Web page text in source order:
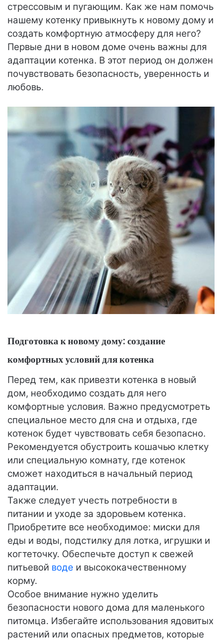
стрессовым и пугающим. Как же нам помочь
нашему котенку привыкнуть к новому дому и
создать комфортную атмосферу для него?
Первые дни в новом доме очень важны для
адаптации котенка. В этот период он должен
почувствовать безопасность, уверенность и
любовь.
Подготовка к новому дому: создание
комфортных условий для котенка
Перед тем, как привезти котенка в новый
дом, необходимо создать для него
комфортные условия. Важно предусмотреть
специальное место для сна и отдыха, где
котенок будет чувствовать себя безопасно.
Рекомендуется обустроить кошачью клетку
или специальную комнату, где котенок
сможет находиться в начальный период
адаптации.
Также следует учесть потребности в
питании и уходе за здоровьем котенка.
Приобретите все необходимое: миски для
еды и воды, подстилку для лотка, игрушки и
когтеточку. Обеспечьте доступ к свежей
питьевой воде и высококачественному
корму.
Особое внимание нужно уделить
безопасности нового дома для маленького
питомца. Избегайте использования ядовитых
растений или опасных предметов, которые